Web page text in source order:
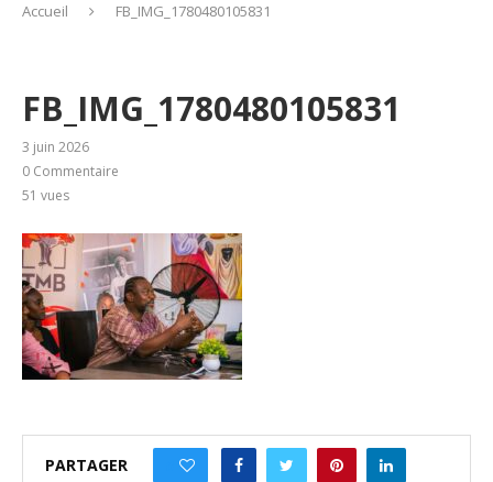
Accueil FB_IMG_1780480105831
FB_IMG_1780480105831
3 juin 2026
0 Commentaire
51 vues
PARTAGER